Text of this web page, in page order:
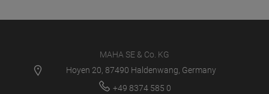
MAHA SE & Co. KG
Hoyen 20, 87490 Haldenwang, Germany
+49 8374 585 0